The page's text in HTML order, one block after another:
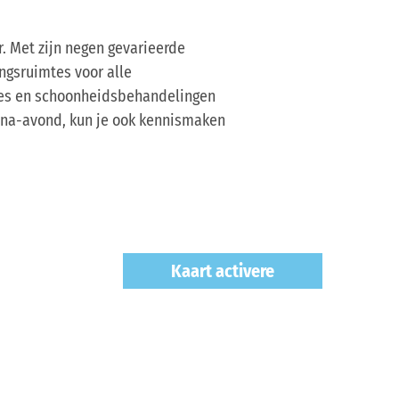
zijn negen gevarieerde
voor alle
en schoonheidsbehandelingen
avond, kun je ook kennismaken
Kaart activere